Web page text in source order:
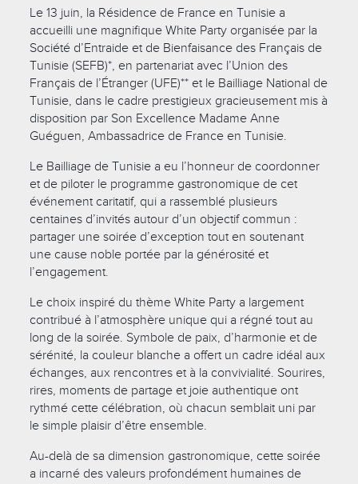
Le 13 juin, la Résidence de France en Tunisie a
accueilli une magnifique White Party organisée par la
Société d’Entraide et de Bienfaisance des Français de
Tunisie (SEFB)*, en partenariat avec l’Union des
Français de l’Étranger (UFE)** et le Bailliage National de
Tunisie, dans le cadre prestigieux gracieusement mis à
disposition par Son Excellence Madame Anne
Guéguen, Ambassadrice de France en Tunisie.
Le Bailliage de Tunisie a eu l’honneur de coordonner
et de piloter le programme gastronomique de cet
événement caritatif, qui a rassemblé plusieurs
centaines d’invités autour d’un objectif commun :
partager une soirée d’exception tout en soutenant
une cause noble portée par la générosité et
l’engagement.
Le choix inspiré du thème White Party a largement
contribué à l’atmosphère unique qui a régné tout au
long de la soirée. Symbole de paix, d’harmonie et de
sérénité, la couleur blanche a offert un cadre idéal aux
échanges, aux rencontres et à la convivialité. Sourires,
rires, moments de partage et joie authentique ont
rythmé cette célébration, où chacun semblait uni par
le simple plaisir d’être ensemble.
Au-delà de sa dimension gastronomique, cette soirée
a incarné des valeurs profondément humaines de